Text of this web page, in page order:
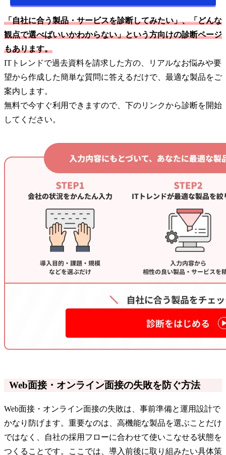
「自社に合う製品・サービスを診断してみたい」、「どんな
観点で選べばいいかわからない」という方向けの診断ページ
もあります。
ITトレンドで過去資料を請求した方の、リアルなお悩みや要
望から作成した簡単な質問に答えるだけで、最適な製品をご
案内します。
無料で今すぐ利用できますので、下のリンクから診断を開始
してください。
Web面接・オンライン面接の失敗を防ぐ方法
Web面接・オンライン面接の失敗は、事前準備と運用設計で
かなり防げます。重要なのは、高機能な製品を選ぶことだけ
ではなく、自社の採用フローに合わせて使いこなせる状態を
つくることです。ここでは、導入前後に取り組みたい具体策